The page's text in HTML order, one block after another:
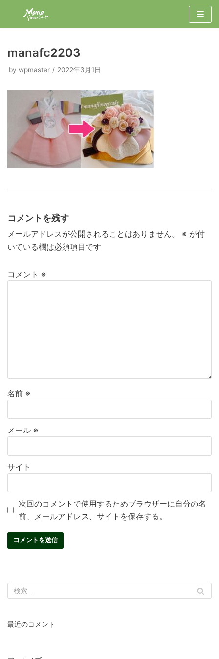
ン
へ
ス
manafc2203
by wpmaster 2022年3月1日
コメントを残す
メールアドレスが公開されることはありません。 ※ が付
いている欄は必須項目です
コメント ※
名前 ※
メール ※
サイト
次回のコメントで使用するためブラウザーに自分の名
前、メールアドレス、サイトを保存する。
最近のコメント